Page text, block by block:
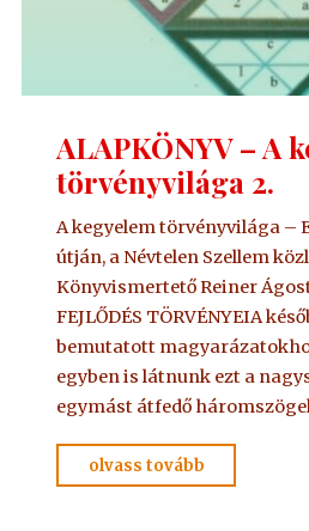
ALAPKÖNYV – A
törvényvilága 2.
A kegyelem törvényvilága –
útján, a Névtelen Szellem
Könyvismertető Reiner
FEJLŐDÉS TÖRVÉNYEIA
bemutatott
egyben is látnunk ezt a
egymást átfedő
olvass tovább
–